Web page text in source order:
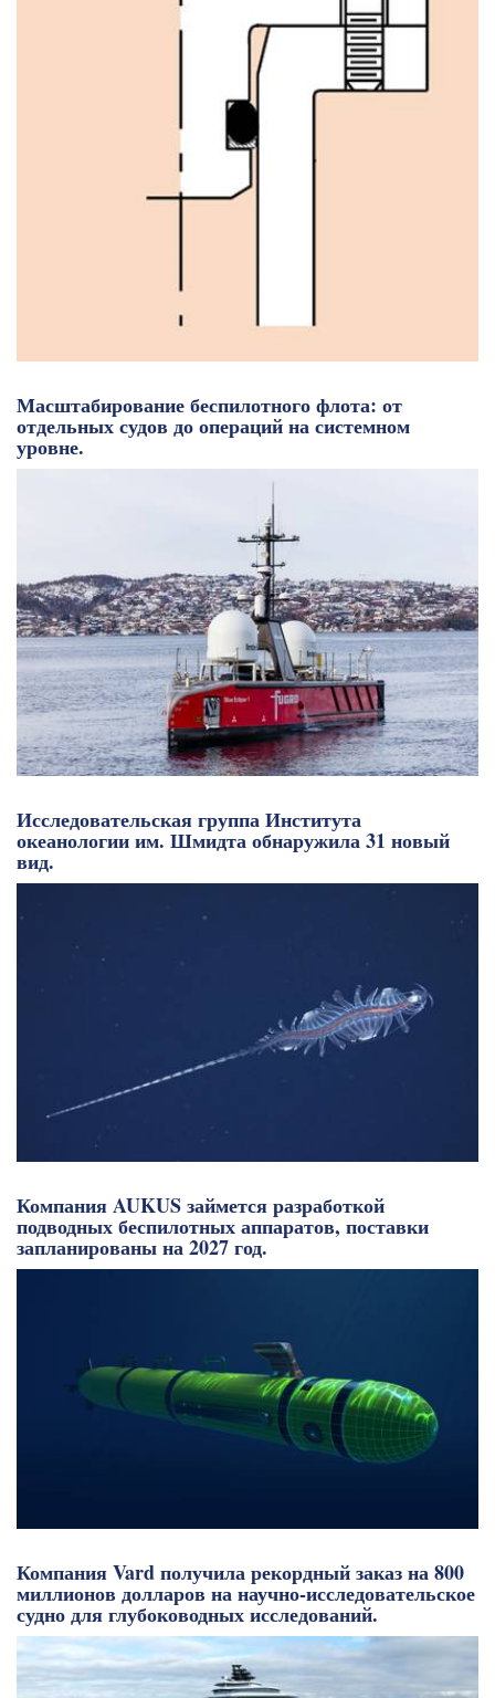
Масштабирование беспилотного флота: от
отдельных судов до операций на системном
уровне.
Исследовательская группа Института
океанологии им. Шмидта обнаружила 31 новый
вид.
Компания AUKUS займется разработкой
подводных беспилотных аппаратов, поставки
запланированы на 2027 год.
Компания Vard получила рекордный заказ на 800
миллионов долларов на научно-исследовательское
судно для глубоководных исследований.